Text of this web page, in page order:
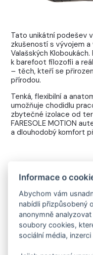
Tato unikátní podešev
zkušeností s vývojem a
Valašských
k barefoot filozofii a
– těch, kteří se
přírodou.
Tenká, flexibilní a
umožňuje chodidlu
zbytečné izolace od
FARESOLE MOTION
a dlouhodobý komfort
Domácí vývoj, vlastní
generace
Informace o
Abychom vám
nabídli přizpůsobený
anonymně
soubory cookies,
sociální média, inzerci